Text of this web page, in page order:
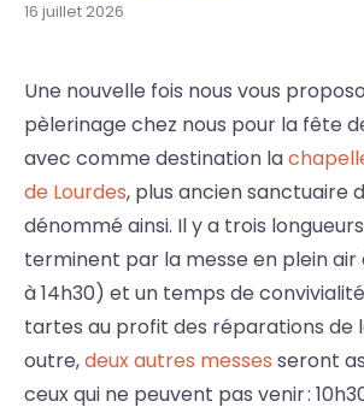
16 juillet 2026
Une nouvelle fois nous vous
pèlerinage chez nous pour la fête
avec comme destination la
de Lourdes, plus ancien sanctuaire
dénommé ainsi. Il y a trois
terminent par la messe en plein air
à 14h30) et un temps de
tartes au profit des réparations de
outre,deux autres messes seront
ceux qui ne peuvent pas venir :